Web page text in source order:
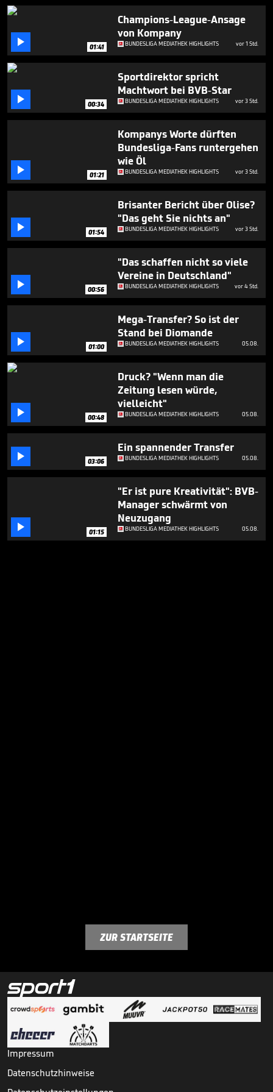
48
seconds
 01:41
Champions-League-Ansage
von Kompany
BUNDESLIGA MEDIATHEK HIGHLIGHTS vor 1 Std.
 00:34
Sportdirektor spricht
Machtwort bei BVB-Star
BUNDESLIGA MEDIATHEK HIGHLIGHTS vor 3 Std.
 01:21
Kompanys Worte dürften
Bundesliga-Fans runtergehen
wie Öl
BUNDESLIGA MEDIATHEK HIGHLIGHTS vor 3 Std.
 01:54
Brisanter Bericht über Olise?
"Das geht Sie nichts an"
BUNDESLIGA MEDIATHEK HIGHLIGHTS vor 3 Std.
 00:56
"Das schaffen nicht so viele
Vereine in Deutschland"
BUNDESLIGA MEDIATHEK HIGHLIGHTS vor 4 Std.
 01:00
Mega-Transfer? So ist der
Stand bei Diomande
BUNDESLIGA MEDIATHEK HIGHLIGHTS 05.08.
 00:48
Druck? "Wenn man die
Zeitung lesen würde,
vielleicht"
BUNDESLIGA MEDIATHEK HIGHLIGHTS 05.08.
 03:06
Ein spannender Transfer
BUNDESLIGA MEDIATHEK HIGHLIGHTS 05.08.
 01:15
"Er ist pure Kreativität": BVB-
Manager schwärmt von
Neuzugang
BUNDESLIGA MEDIATHEK HIGHLIGHTS 05.08.
ZUR STARTSEITE
Impressum
Datenschutzhinweise